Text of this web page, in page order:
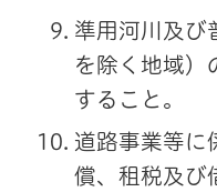
準用河川及び
を除く地域）
すること。
道路事業等に
償、租税及び